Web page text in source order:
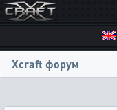
Xcraft форум